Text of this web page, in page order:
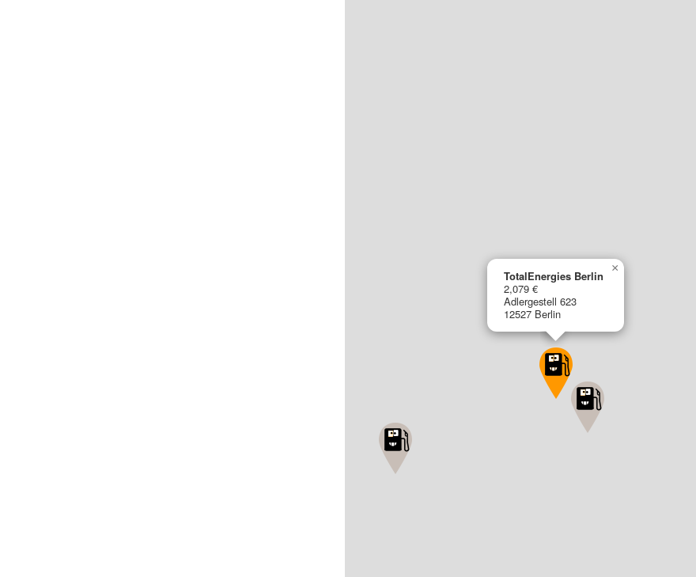
TotalEnergies Berlin
2,079 €
Adlergestell 623
12527 Berlin
×